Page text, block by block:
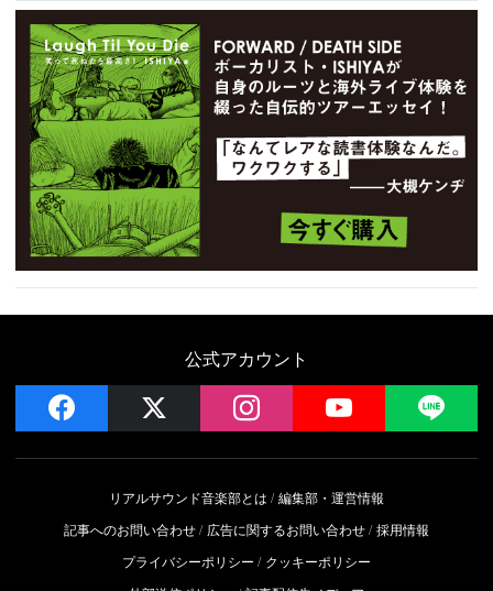
公式アカウント
facebook instagram YouTube
リアルサウンド音楽部とは
編集部・運営情報
記事へのお問い合わせ
広告に関するお問い合わせ 採用情報
プライバシーポリシー
クッキーポリシー